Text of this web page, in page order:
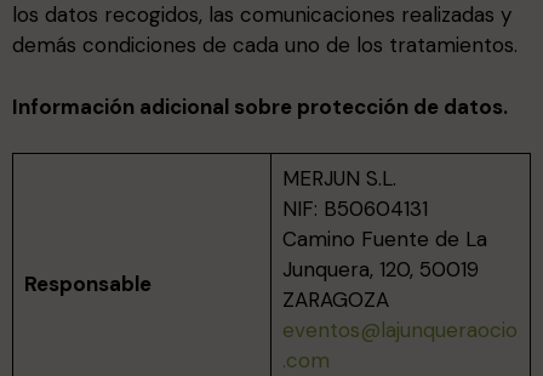
los datos recogidos, las comunicaciones realizadas y
demás condiciones de cada uno de los tratamientos.
Información adicional sobre protección de datos.
Responsable
MERJUN S.L.
NIF: B50604131
Camino Fuente de La
Junquera, 120, 50019
ZARAGOZA
eventos@lajunqueraocio
.com